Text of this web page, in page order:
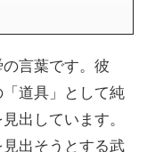
言葉です。彼
道具」として純
出しています。
出そうとする武